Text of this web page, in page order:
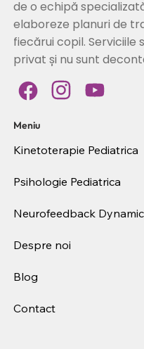
Meniu
Kinetoterapie Pediatrica
Psihologie Pediatrica
Neurofeedback
Despre noi
Blog
Contact
de o echipă
elaboreze planuri de
fiecărui copil. Serviciile
privat și nu sunt